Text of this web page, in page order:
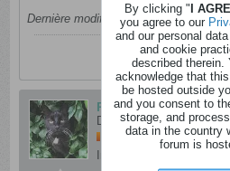
Dernière modification parPatriciaC ,
PatriciaC
Dingue
By clicking "I
you agree to our
and our personal
and cookie
described therein.
acknowledge that
be hosted outside
and you consent to
storage, and
data in the country
forum is